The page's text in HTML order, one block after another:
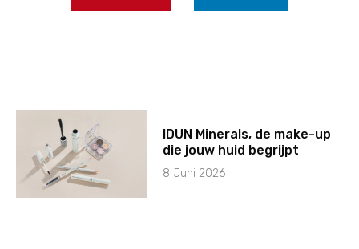
IDUN Minerals, de make-up
die jouw huid begrijpt
8 Juni 2026